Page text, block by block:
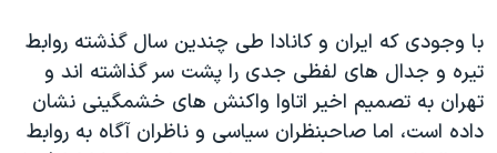
با وجودی که ایران و کانادا طی چندین سال گذشته روابط
تیره و جدال های لفظی جدی را پشت سر گذاشته اند و
تهران به تصمیم اخیر اتاوا واکنش های خشمگینی نشان
داده است، اما صاحبنظران سیاسی و ناظران آگاه به روابط